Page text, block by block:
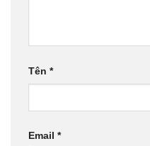
Tên *
Email *